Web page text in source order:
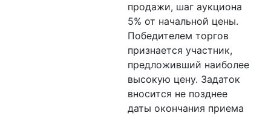
продажи, шаг аукциона
5% от начальной цены.
Победителем торгов
признается участник,
предложивший наиболее
высокую цену. Задаток
вносится не позднее
даты окончания приема